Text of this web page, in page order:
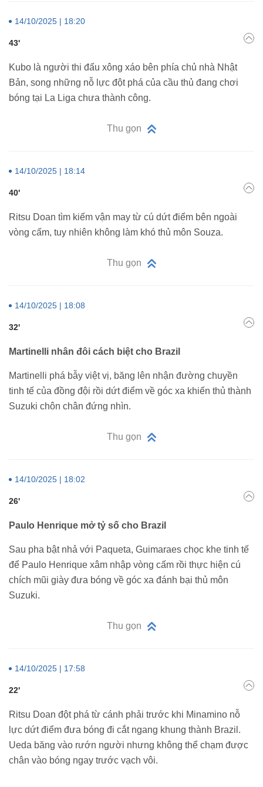
14/10/2025 | 18:20
43'
Kubo là người thi đấu xông xáo bên phía chủ nhà Nhật
Bản, song những nỗ lực đột phá của cầu thủ đang chơi
bóng tại La Liga chưa thành công.
Thu gọn
14/10/2025 | 18:14
40'
Ritsu Doan tìm kiếm vận may từ cú dứt điểm bên ngoài
vòng cấm, tuy nhiên không làm khó thủ môn Souza.
Thu gọn
14/10/2025 | 18:08
32'
Martinelli nhân đôi cách biệt cho Brazil
Martinelli phá bẫy việt vị, băng lên nhận đường chuyền
tinh tế của đồng đội rồi dứt điểm về góc xa khiến thủ thành
Suzuki chôn chân đứng nhìn.
Thu gọn
14/10/2025 | 18:02
26'
Paulo Henrique mở tỷ số cho Brazil
Sau pha bật nhả với Paqueta, Guimaraes chọc khe tinh tế
để Paulo Henrique xâm nhập vòng cấm rồi thực hiện cú
chích mũi giày đưa bóng về góc xa đánh bại thủ môn
Suzuki.
Thu gọn
14/10/2025 | 17:58
22'
Ritsu Doan đột phá từ cánh phải trước khi Minamino nỗ
lực dứt điểm đưa bóng đi cắt ngang khung thành Brazil.
Ueda băng vào rướn người nhưng không thể chạm được
chân vào bóng ngay trước vạch vôi.